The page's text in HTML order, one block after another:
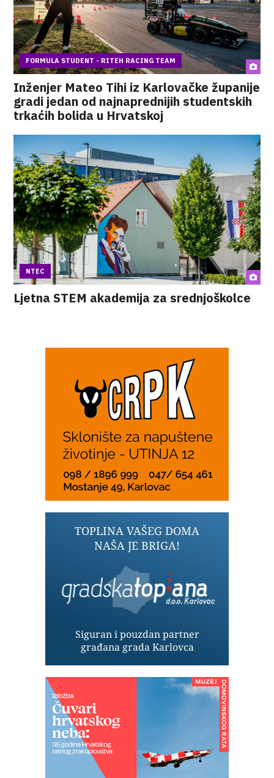
FORMULA STUDENT - RITEH RACING TEAM
Inženjer Mateo Tihi iz Karlovačke županije
gradi jedan od najnaprednijih studentskih
trkaćih bolida u Hrvatskoj
NTEC
Ljetna STEM akademija za srednjoškolce